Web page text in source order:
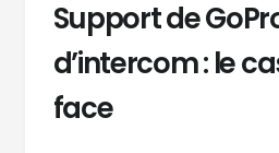
Support de
d’intercom : le
face